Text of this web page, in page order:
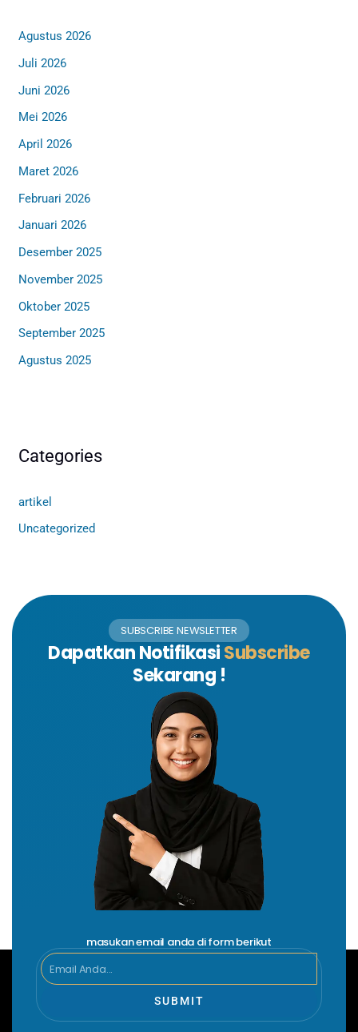
Agustus 2026
Juli 2026
Juni 2026
Mei 2026
April 2026
Maret 2026
Februari 2026
Januari 2026
Desember 2025
November 2025
Oktober 2025
September 2025
Agustus 2025
Categories
artikel
Uncategorized
SUBSCRIBE NEWSLETTER
Dapatkan NotifikasiSubscribe
Sekarang !
masukan email anda di form berikut
Email
SUBMIT